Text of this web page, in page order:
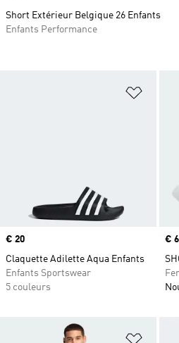
Prix
€ 20
Claquette Adilette Aqua Enfants
Enfants Sportswear
5 couleurs
€
Short Extérieur Belgique 26 Enfants
Enfants Performance